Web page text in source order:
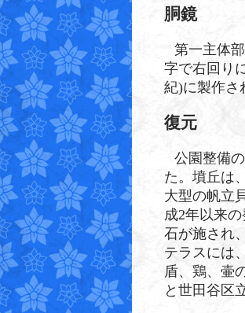
胴鏡
第一主体
字で右回り
紀)に製作さ
復元
公園整備
た。墳丘は
大型の帆立
成2年以来
石が施され
テラスには
盾、鶏、壷
と世田谷区